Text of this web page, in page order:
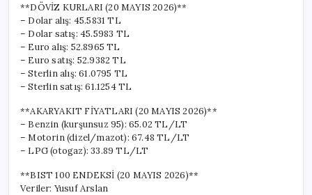
**DÖVİZ KURLARI (20 MAYIS 2026)**
– Dolar alış: 45.5831 TL
– Dolar satış: 45.5983 TL
– Euro alış: 52.8965 TL
– Euro satış: 52.9382 TL
– Sterlin alış: 61.0795 TL
– Sterlin satış: 61.1254 TL
**AKARYAKIT FİYATLARI (20 MAYIS 2026)**
– Benzin (kurşunsuz 95): 65.02 TL/LT
– Motorin (dizel/mazot): 67.48 TL/LT
– LPG (otogaz): 33.89 TL/LT
**BIST 100 ENDEKSİ (20 MAYIS 2026)**
Veriler: Yusuf Arslan